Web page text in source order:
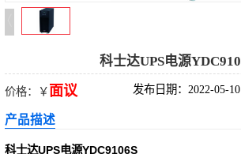
科士达UPS电源
价格：￥面议 发布日期：2022-05-10
产品描述
科士达UPS电源YDC9106S
施耐德UPS电源
松下蓄电池